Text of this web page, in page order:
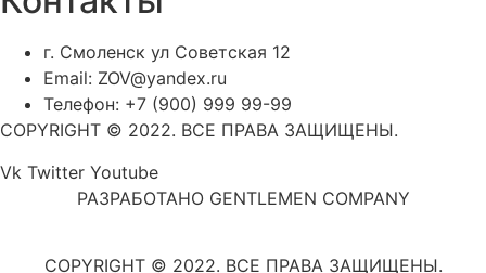
г. Смоленск ул Советская 12
Email: ZOV@yandex.ru
Телефон: +7 (900) 999 99-99
COPYRIGHT © 2022. ВСЕ ПРАВА ЗАЩИЩЕНЫ.
Vk Twitter Youtube
РАЗРАБОТАНО GENTLEMEN COMPANY
COPYRIGHT © 2022. ВСЕ ПРАВА ЗАЩИЩЕНЫ.